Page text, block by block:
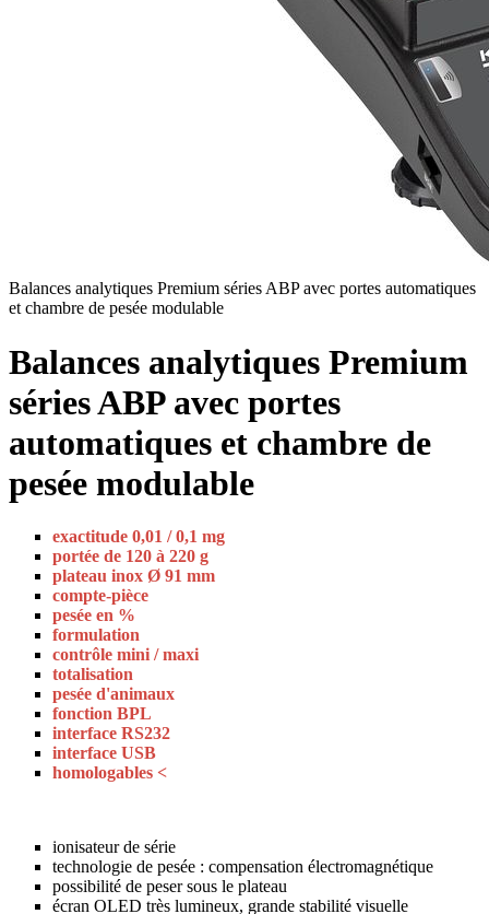
Balances analytiques Premium séries ABP avec portes automatiques
et chambre de pesée modulable
Balances analytiques Premium
séries ABP avec portes
automatiques et chambre de
pesée modulable
exactitude 0,01 / 0,1 mg
portée de 120 à 220 g
plateau inox Ø 91 mm
compte-pièce
pesée en %
formulation
contrôle mini / maxi
totalisation
pesée d'animaux
fonction BPL
interface RS232
interface USB
homologables <
ionisateur de série
technologie de pesée : compensation électromagnétique
possibilité de peser sous le plateau
écran OLED très lumineux, grande stabilité visuelle